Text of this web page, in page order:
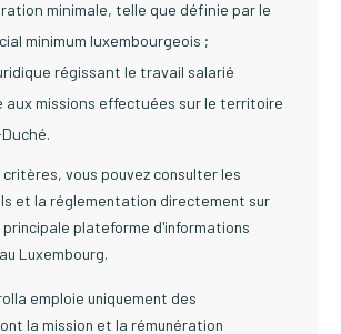
minimale, telle que définie par le
minimum luxembourgeois ;
régissant le travail salarié
aux missions effectuées sur le territoire
vous pouvez consulter les
et la réglementation directement sur
principale plateforme d'informations
Luxembourg.
emploie uniquement des
la mission et la rémunération